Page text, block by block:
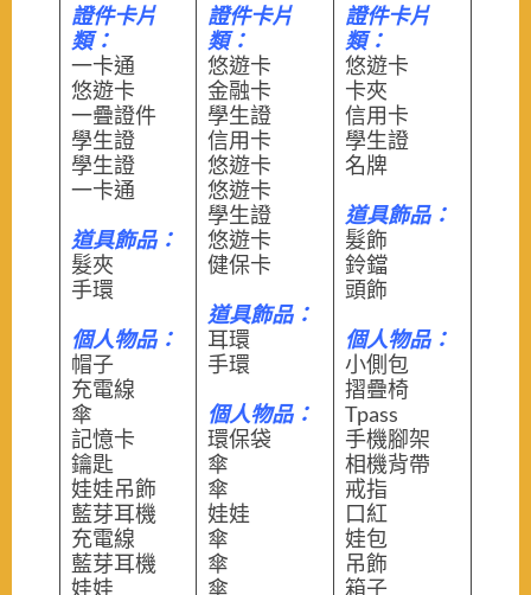
證件卡片
類：
一卡通
悠遊卡
一疊證件
學生證
學生證
一卡通
道具飾品：
髮夾
手環
個人物品：
帽子
充電線
傘
記憶卡
鑰匙
娃娃吊飾
藍芽耳機
充電線
藍芽耳機
娃娃
證件卡片
類：
悠遊卡
金融卡
學生證
信用卡
悠遊卡
悠遊卡
學生證
悠遊卡
健保卡
道具飾品：
耳環
手環
個人物品：
環保袋
傘
傘
娃娃
傘
傘
傘
證件卡片
類：
悠遊卡
卡夾
信用卡
學生證
名牌
道具飾品：
髮飾
鈴鐺
頭飾
個人物品：
小側包
摺疊椅
Tpass
手機腳架
相機背帶
戒指
口紅
娃包
吊飾
箱子